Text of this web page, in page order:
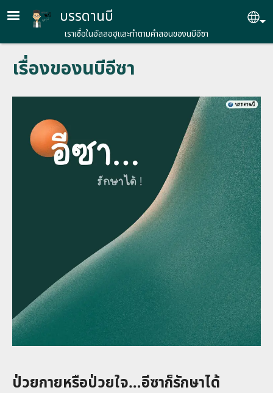
Skip to main content
บรรดานบี
เราเชื่อในอัลลอฮฺและทำตามคำสอนของนบีอีซา
เรื่องของนบีอีซา
ป่วยกายหรือป่วยใจ…อีซาก็รักษาได้